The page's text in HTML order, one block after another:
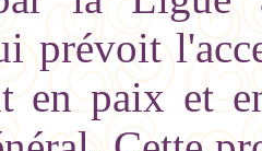
prévoit
en paix et